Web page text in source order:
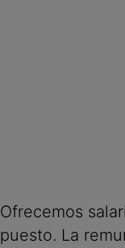
Ofrecemos
puesto. La